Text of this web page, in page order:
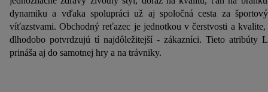
dynamiku a vďaka spolupráci už aj spoločná cesta za
víťazstvami. Obchodný reťazec je jednotkou v čerstvosti a kvalite,
dlhodobo potvrdzujú tí najdôležitejší - zákazníci. Tieto atribúty
prináša aj do samotnej hry a na trávniky.
zariadení alebo používanie viacerých služieb spoločnosti Lidl,
pomocou vašej hashovanej e-mailovej adresy a prípadne
ďalších identifikátorov/identifikátorov, ktoré má spoločnosť
Criteo SA k dispozícii.